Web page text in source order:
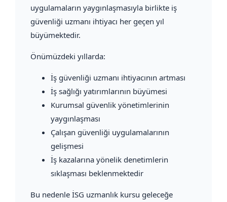
uygulamaların yaygınlaşmasıyla birlikte iş
güvenliği uzmanı ihtiyacı her geçen yıl
büyümektedir.
Önümüzdeki yıllarda:
İş güvenliği uzmanı ihtiyacının artması
İş sağlığı yatırımlarının büyümesi
Kurumsal güvenlik yönetimlerinin
yaygınlaşması
Çalışan güvenliği uygulamalarının
gelişmesi
İş kazalarına yönelik denetimlerin
sıklaşması beklenmektedir
Bu nedenle İSG uzmanlık kursu geleceğe